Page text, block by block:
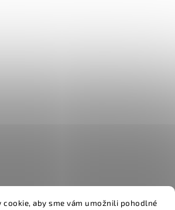
cookie, aby sme vám umožnili pohodlné